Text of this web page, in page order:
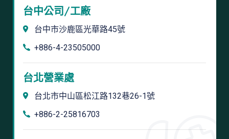
台中公司/工廠
台中市沙鹿區光華路45號
+886-4-23505000
台北營業處
台北市中山區松江路132巷26-1號
+886-2-25816703